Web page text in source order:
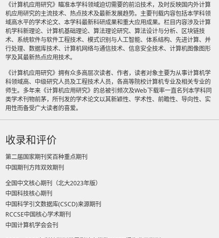
《计算机应用研究》瞄准本学科领域迫切需要的前沿技术，及时反映国内外计算
机应用研究的主流技术、热点技术及最新发展趋势。主要刊载内容包括本学科领
域高水平的学术论文、本学科最新科研成果和重大应用成果。栏目内容涉及计算
机学科新理论、计算机基础理论、算法理论研究、算法设计与分析、区块链技
术、系统软件与软件工程技术、模式识别与人工智能、体系结构、先进计算、并
行处理、数据库技术、计算机网络与通信技术、信息安全技术、计算机图像图形
学及其最新热点应用技术。
《计算机应用研究》拥有众多高层次读者、作者，读者对象主要为从事计算机学
科领域高、中级研究人员及工程技术人员，各高等院校计算机专业及相关专业的
师生。多年来《计算机应用研究》的总被引频次及Web下载率一直名列本学科同
类学术刊物前茅，所刊发的学术论文以其新颖性、学术性、前瞻性、导向性、实
用性而备受广大读者的喜爱。
收录和评价
第二届国家期刊奖百种重点期刊
中国期刊方阵双效期刊
全国中文核心期刊（北大2023年版）
中国科技核心期刊
中国科学引文数据库(CSCD)来源期刊
RCCSE中国核心学术期刊
中国计算机学会会刊